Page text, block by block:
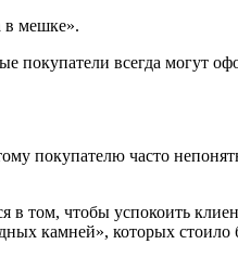
в мешке».
покупатели всегда могут
покупателю часто
том, чтобы успокоить
камней», которых стоило